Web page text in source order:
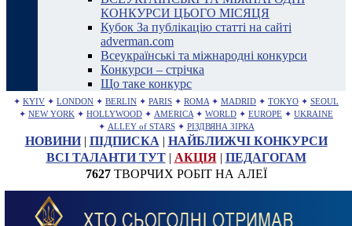
КОНКУРСИ ЦЬОГО МІСЯЦЯ
Кубок За публікацію статті на сайті
adverman.com
Всеукраїнські та міжнародні конкурси
Конкурси – стрічка
Що таке конкурс
✦ KYIV ✦ LONDON ✦ BERLIN ✦ PARIS ✦ ROMA ✦ MADRID ✦ TOKYO ✦ SEOUL
✦ NEW YORK ✦ HOLLYWOOD ✦ AMERICA ✦ WORLD ✦ EUROPE ✦ UKRAINE
✦ ALLEY of STARS ✦ РІЗДВЯНА ЗІРКА
НОВИНИ| ПІДПИСКА | НАЙБЛИЖЧІ КОНКУРСИ
ВСІ ТАЛАНТИ ТУТ| АКЦІЯ| ПЕДАГОГАМ
7627ТВОРЧИХ РОБІТ НА АЛЕЇ